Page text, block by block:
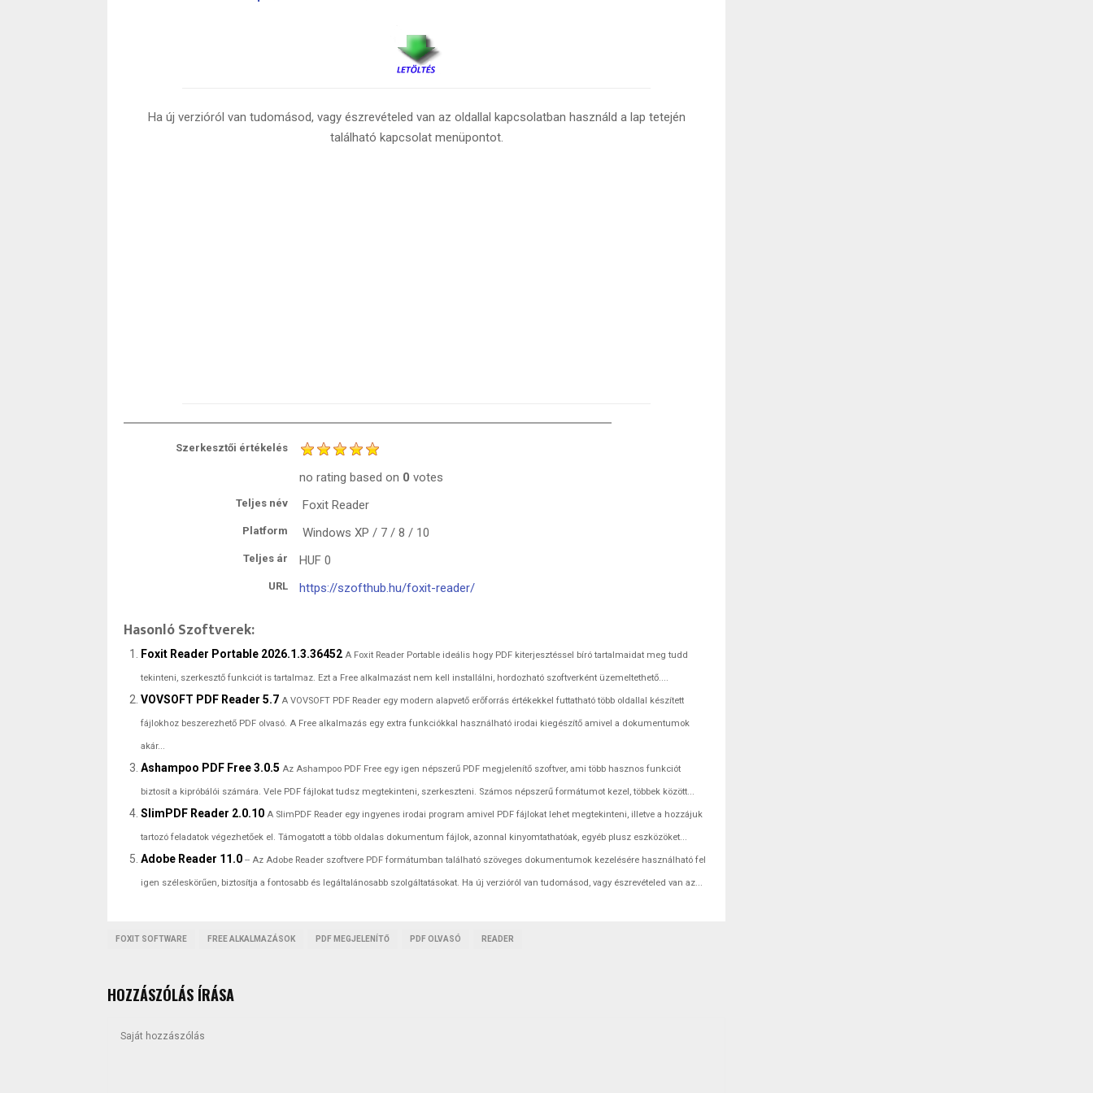
Ha új verzióról van tudomásod, vagy észrevételed van az oldallal kapcsolatban használd a lap tetején
található kapcsolat menüpontot.
Szerkesztői értékelés
no rating based on 0 votes
Teljes név Foxit Reader
Platform Windows XP / 7 / 8 / 10
Teljes ár HUF 0
URL https://szofthub.hu/foxit-reader/
Hasonló Szoftverek:
Foxit Reader Portable 2026.1.3.36452 A Foxit Reader Portable ideális hogy PDF kiterjesztéssel bíró tartalmaidat meg tudd
tekinteni, szerkesztő funkciót is tartalmaz. Ezt a Free alkalmazást nem kell installálni, hordozható szoftverként üzemeltethető....
VOVSOFT PDF Reader 5.7 A VOVSOFT PDF Reader egy modern alapvető erőforrás értékekkel futtatható több oldallal készített
fájlokhoz beszerezhető PDF olvasó. A Free alkalmazás egy extra funkciókkal használható irodai kiegészítő amivel a dokumentumok
akár...
Ashampoo PDF Free 3.0.5 Az Ashampoo PDF Free egy igen népszerű PDF megjelenítő szoftver, ami több hasznos funkciót
biztosít a kipróbálói számára. Vele PDF fájlokat tudsz megtekinteni, szerkeszteni. Számos népszerű formátumot kezel, többek között...
SlimPDF Reader 2.0.10 A SlimPDF Reader egy ingyenes irodai program amivel PDF fájlokat lehet megtekinteni, illetve a hozzájuk
tartozó feladatok végezhetőek el. Támogatott a több oldalas dokumentum fájlok, azonnal kinyomtathatóak, egyéb plusz eszközöket...
Adobe Reader 11.0 -- Az Adobe Reader szoftvere PDF formátumban található szöveges dokumentumok kezelésére használható fel
igen széleskörűen, biztosítja a fontosabb és legáltalánosabb szolgáltatásokat. Ha új verzióról van tudomásod, vagy észrevételed van az...
FOXIT SOFTWARE FREE ALKALMAZÁSOK PDF MEGJELENÍTŐ PDF OLVASÓ READER
HOZZÁSZÓLÁS ÍRÁSA